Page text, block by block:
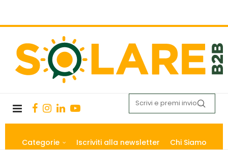
Categorie Iscriviti alla newsletter Chi Siamo